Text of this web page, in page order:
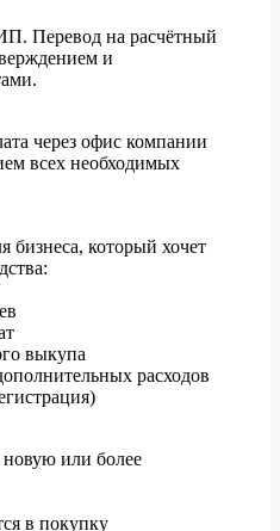
Перевод на расчётный
и
через офис компании
всех необходимых
бизнеса, который хочет
выкупа
расходов
или более
в покупку